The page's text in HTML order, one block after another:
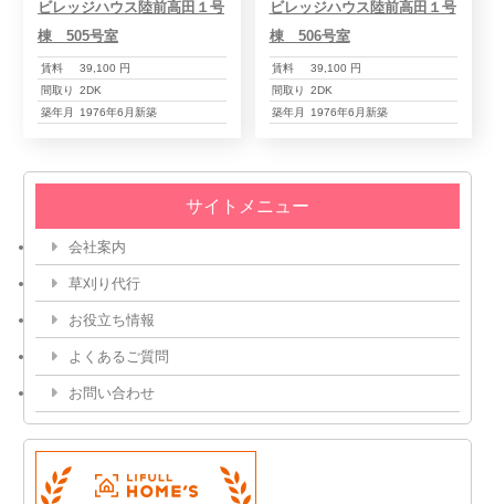
ビレッジハウス陸前高田１号
棟 505号室
賃料
39,100 円
間取り
2DK
築年月
1976年6月新築
ビレッジハウス陸前高田１号
棟 506号室
賃料
39,100 円
間取り
2DK
築年月
1976年6月新築
サイトメニュー
会社案内
草刈り代行
お役立ち情報
よくあるご質問
お問い合わせ